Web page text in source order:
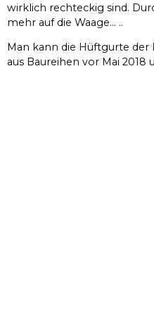
wirklich rechteckig sind.
mehr auf die Waage… ..
Man kann die Hüftgurte der
aus Baureihen vor Mai 2018